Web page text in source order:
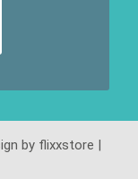
by flixxstore |